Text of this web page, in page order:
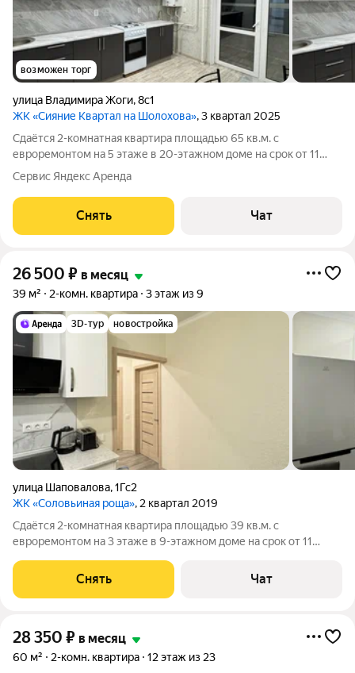
возможен торг
улица Владимира Жоги,8с1
ЖК «Сияние Квартал на Шолохова», 3 квартал 2025
Сдаётся 2-комнатная квартира площадью 65 кв.м. с
евроремонтом на 5 этаже в 20-этажном доме на срок от 11
месяцев. Из техники есть: Духовой шкаф Стиральная машина
Холодильник Бойлер Дом - кирпичный, окна выходят во двор и
на улицу. В подъезде 2
Сервис Яндекс Аренда
Снять Чат
26 500 ₽ в месяц
39 м² 2-комн. квартира 3 этаж из 9
3D-тур новостройка
улица Шаповалова,1Гс2
ЖК «Соловьиная роща», 2 квартал 2019
Сдаётся 2-комнатная квартира площадью 39 кв.м. с
евроремонтом на 3 этаже в 9-этажном доме на срок от 11
Стиральная машина Холодильник Посудомоечная машина
Кондиционер Микроволновка Пылесос Дом
Снять Чат
28 350 ₽ в месяц
60 м² 2-комн. квартира 12 этаж из 23